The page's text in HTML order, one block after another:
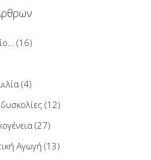
(16)
(4)
(12)
(27)
Αγωγή (13)